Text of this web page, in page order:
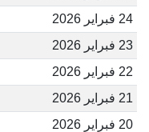
24 فبراير 2026
23 فبراير 2026
22 فبراير 2026
21 فبراير 2026
20 فبراير 2026